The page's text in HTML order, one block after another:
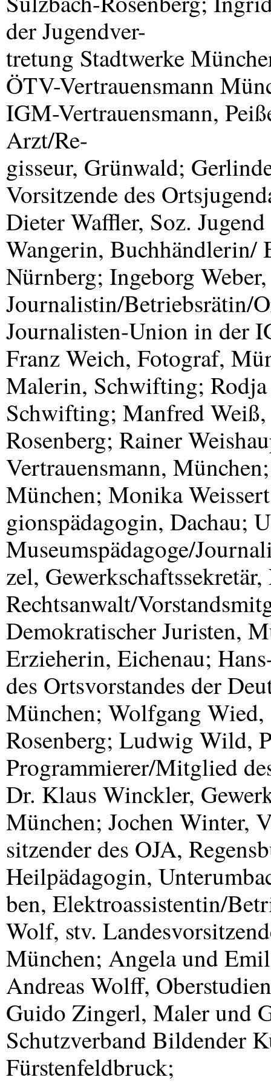
der Jugendver-
tretung Stadtwerke
ÖTV-Vertrauensmann
IGM-Vertrauensmann,
Arzt/Re-
gisseur, Grünwald;
Vorsitzende des
Dieter Waffler, Soz.
Wangerin, Buchhändlerin/
Nürnberg; Ingeborg Weber,
Journalistin/Betriebsrätin/
Journalisten-Union in der
Franz Weich, Fotograf,
Malerin, Schwifting;
Schwifting; Manfred
Rosenberg; Rainer
Vertrauensmann,
München; Monika
gionspädagogin, Dachau;
Museumspädagoge/
zel,
Rechtsanwalt/
Demokratischer Juristen,
Erzieherin, Eichenau;
des Ortsvorstandes der
München; Wolfgang
Rosenberg; Ludwig Wild,
Programmierer/Mitglied
Dr. Klaus Winckler,
München; Jochen Winter,
sitzender des OJA,
Heilpädagogin,
ben, Elektroassistentin/
Wolf, stv.
München; Angela und
Andreas Wolff,
Guido Zingerl, Maler und
Schutzverband Bildender
Fürstenfeldbruck;